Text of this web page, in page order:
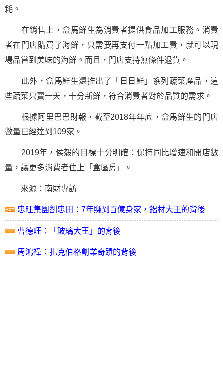
耗。
在銷售上，盒馬鮮生為消費者提供食品加工服務。消費
者在門店購買了海鮮，只需要再支付一點加工費，就可以現
場品嘗到美味的海鮮。而且，門店支持無條件退貨。
此外，盒馬鮮生還推出了「日日鮮」系列蔬菜產品，這
些蔬菜只賣一天，十分新鮮，符合消費者對於品質的需求。
根據阿里巴巴財報，截至2018年年底，盒馬鮮生的門店
數量已經達到109家。
2019年，侯毅的目標十分明確：保持同比增速和開店數
量，讓更多消費者住上「盒區房」。
來源：南財專訪
忠旺集團劉忠田：7年賺到百億身家，鋁材大王的背後
曹德旺：「玻璃大王」的背後
周鴻禕：扎克伯格創業奇蹟的背後